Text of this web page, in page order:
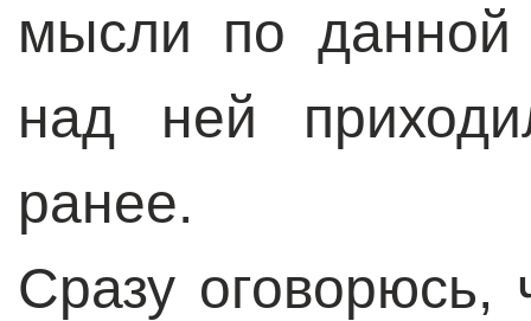
мысли по
над ней
ранее.
Сразу оговорюсь,